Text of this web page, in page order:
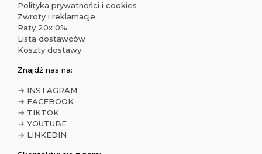
Polityka prywatności i cookies
Zwroty i reklamacje
Raty 20x 0%
Lista dostawców
Koszty dostawy
Znajdź nas na:
→ INSTAGRAM
→ FACEBOOK
→ TIKTOK
→ YOUTUBE
→ LINKEDIN